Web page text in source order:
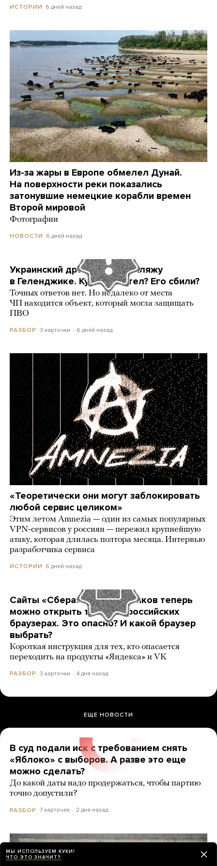
ИСТОРИИ 6 дней назад
Из-за жары в Европе обмелел Дунай.
На поверхности реки показались
затонувшие немецкие корабли времен
Второй мировой
Фотографии
НОВОСТИ 6 дней назад
Украинский дрон попал по пляжу
в Геленджике. Куда он летел? Его сбили?
Точных ответов нет. Но недалеко от места
ЧП находится объект, который могла защищать
ПВО
РАЗБОР 3 карточки 6 дней назад
«Теоретически они могут заблокировать
любой сервис целиком»
Этим летом Amnezia — один из самых популярных
VPN-сервисов у россиян — пережил крупнейшую
атаку, которая длилась полтора месяца. Интервью
разработчика сервиса
ИСТОРИИ 6 дней назад
Сайты «Сбера» и других банков теперь
можно открыть только в российских
браузерах. Это опасно? И какой браузер
выбрать?
Короткая инструкция для тех, кто опасается
переходить на продукты «Яндекса» и VK
РАЗБОР 3 карточки 4 дня назад
ЕЩЕ НОВОСТИ
В суд подали иск с требованием снять
«Яблоко» с выборов. А разве это еще
можно сделать?
До какой даты надо продержаться, чтобы партию
точно допустили?
РАЗБОР 7 карточек 2 дня назад
МЫ ИСПОЛЬЗУЕМ КУКИ!
ЧТО ЭТО ЗНАЧИТ?